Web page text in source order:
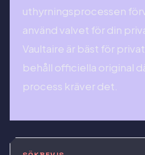
uthyrningsprocessen
använd valvet för din
Vaultaire är bäst för
behåll officiella original
process kräver det.